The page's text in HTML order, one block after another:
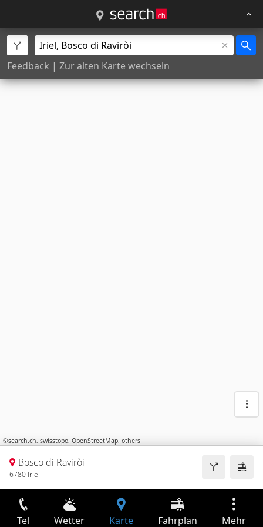
Feedback | Zur alten Karte wechseln
©search.ch, swisstopo, OpenStreetMap, others
Bosco di Raviròi
6780 Iriel
Tel Wetter Karte Fahrplan Mehr